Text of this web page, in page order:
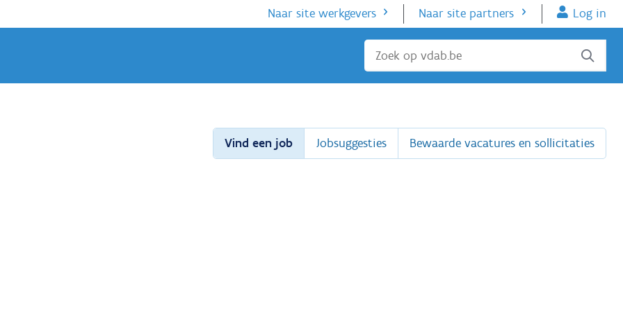
Naar site werkgevers Naar site partners Log in
Sluiten
Vind een job Jobsuggesties Bewaarde vacatures en sollicitaties